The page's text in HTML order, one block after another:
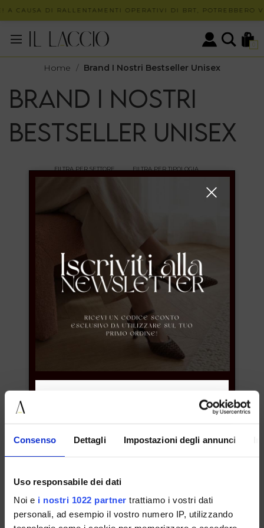
Consenso Dettagli Impostazioni degli annunci
Uso responsabile dei dati
Noi e i nostri 1022 partner trattiamo i vostri dati
personali, ad esempio il vostro numero IP, utilizzando
A CAUSA DI RALLENTAMENTI OPERATIVI DI BRT, POTREBBERO
0
Home / Brand I Nostri Bestseller Unisex
Brand I nostri
bestseller unisex
FILTRA PER SETTORE FILTRA PER TIPOLOGIA
ANGEL ALARCON
C
CAFFENERO
D
I
IL LACCIO
INUOVO